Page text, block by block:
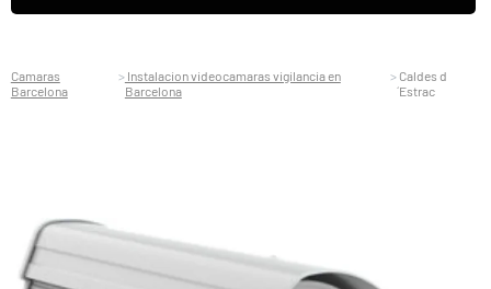
Camaras
Barcelona
Instalacion videocamaras vigilancia en
Barcelona
Caldes d
´Estrac